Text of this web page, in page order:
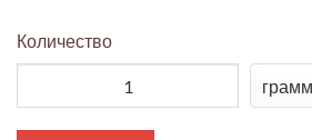
Количество